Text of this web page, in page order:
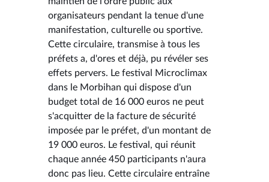
organisateurs pendant la tenue d'une
manifestation, culturelle ou sportive.
Cette circulaire, transmise à tous les
préfets a, d'ores et déjà, pu révéler ses
effets pervers. Le festival Microclimax
dans le Morbihan qui dispose d'un
budget total de 16 000 euros ne peut
s'acquitter de la facture de sécurité
imposée par le préfet, d'un montant de
19 000 euros. Le festival, qui réunit
chaque année 450 participants n'aura
donc pas lieu. Cette circulaire entraîne